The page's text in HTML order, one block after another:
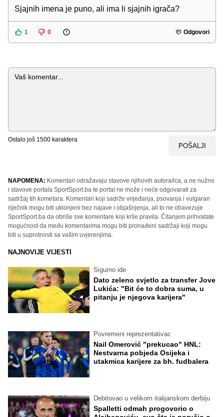
Sjajnih imena je puno, ali ima li sjajnih igrača?
1 0 Odgovori
Komentar
Ostalo još 1500 karaktera
POŠALJI
NAPOMENA: Komentari odražavaju stavove njihovih autora/ica, a ne nužno
i stavove portala SportSport.ba te portal ne može i neće odgovarati za
sadržaj tih kometara. Komentari koji sadrže vrijeđanja, psovanja i vulgaran
riječnik mogu biti uklonjeni bez najave i objašnjenja, ali to ne obavezuje
SportSport.ba da obriše sve komentare koji krše pravila. Čitanjem prihvatate
mogućnost da među komentarima mogu biti pronađeni sadržaji koji mogu
biti u suprotnosti sa vašim uvjerenjima.
NAJNOVIJE VIJESTI
Sigurno ide
Dato zeleno svjetlo za transfer Jove
Lukića: "Bit će to dobra suma, u
pitanju je njegova karijera"
Povremeni reprezentativac
Nail Omerović "prekucao" HNL:
Nestvarna pobjeda Osijeka i
utakmica karijere za bh. fudbalera
Debitovao u velikom italijanskom derbiju
Spalletti odmah progovorio o